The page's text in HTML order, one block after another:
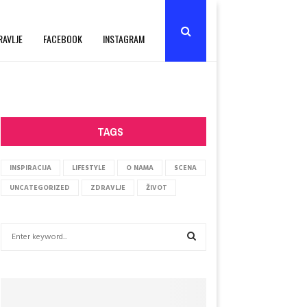
FACEBOOK INSTAGRAM
TAGS
INSPIRACIJA LIFESTYLE O NAMA
SCENA
UNCATEGORIZED
ZDRAVLJE ŽIVOT